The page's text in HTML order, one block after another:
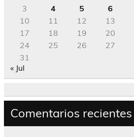
3
4 5 6
10
11 12 13
17
18 19 20
24
25 26 27
31
« Jul
Comentarios recientes